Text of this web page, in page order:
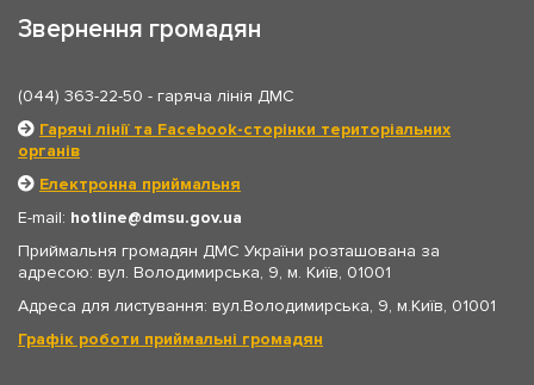
Звернення громадян
(044) 363-22-50 - гаряча лінія ДМС
Гарячі лінії та Facebook-сторінки територіальних
органів
Електронна приймальня
E-mail: hotline
dmsu.gov.ua
Приймальня громадян ДМС України розташована за
адресою: вул. Володимирська, 9, м. Київ, 01001
Адреса для листування: вул.Володимирська, 9, м.Київ, 01001
Графік роботи приймальні громадян